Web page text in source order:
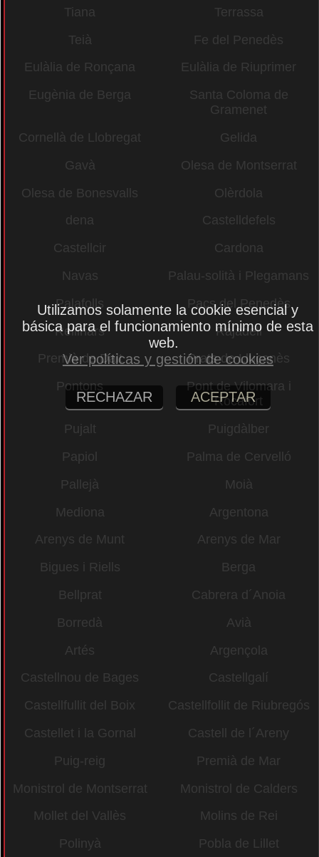
Tiana
Terrassa
Teià
Fe del Penedès
Eulàlia de Ronçana
Eulàlia de Riuprimer
Eugènia de Berga
Santa Coloma de
Gramenet
Cornellà de Llobregat
Gelida
Gavà
Olesa de Montserrat
Olesa de Bonesvalls
Olèrdola
dena
Castelldefels
Castellcir
Cardona
Navas
Palau-solità i Plegamans
Palafolls
Pacs del Penedès
Rellinars
Rajadell
Premià de Dalt
Prats de Lluçanès
Pontons
Pont de Vilomara i
Rocafort
Pujalt
Puigdàlber
Papiol
Palma de Cervelló
Pallejà
Moià
Mediona
Argentona
Arenys de Munt
Arenys de Mar
Bigues i Riells
Berga
Bellprat
Cabrera d´Anoia
Borredà
Avià
Artés
Argençola
Castellnou de Bages
Castellgalí
Castellfullit del Boix
Castellfollit de Riubregós
Castellet i la Gornal
Castell de l´Areny
Puig-reig
Premià de Mar
Monistrol de Montserrat
Monistrol de Calders
Mollet del Vallès
Molins de Rei
Polinyà
Pobla de Lillet
Utilizamos solamente la cookie esencial y
básica para el funcionamiento mínimo de esta
web.
Ver políticas y gestión de cookies
RECHAZAR ACEPTAR